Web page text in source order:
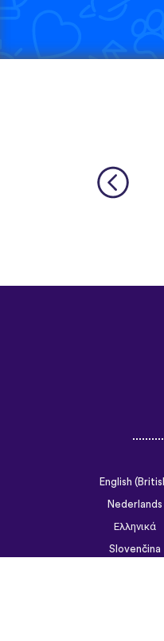
Nederlands
Ελληνικά
Slovenčina
ไทย